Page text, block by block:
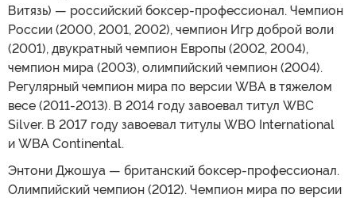
Витязь) — российский боксер-профессионал. Чемпион
России (2000, 2001, 2002), чемпион Игр доброй воли
(2001), двукратный чемпион Европы (2002, 2004),
чемпион мира (2003), олимпийский чемпион (2004).
Регулярный чемпион мира по версии WBA в тяжелом
весе (2011-2013). В 2014 году завоевал титул WBC
Silver. В 2017 году завоевал титулы WBO International
и WBA Continental.
Энтони Джошуа — британский боксер-профессионал.
Олимпийский чемпион (2012). Чемпион мира по версии